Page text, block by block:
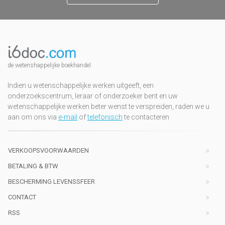
de wetenshappelijke boekhandel
Indien u wetenschappelijke werken uitgeeft, een
onderzoekscentrum, leraar of onderzoeker bent en uw
wetenschappelijke werken beter wenst te verspreiden, raden we u
aan om ons via e-mail oftelefonischte contacteren
VERKOOPSVOORWAARDEN
BETALING & BTW
BESCHERMING LEVENSSFEER
CONTACT
RSS